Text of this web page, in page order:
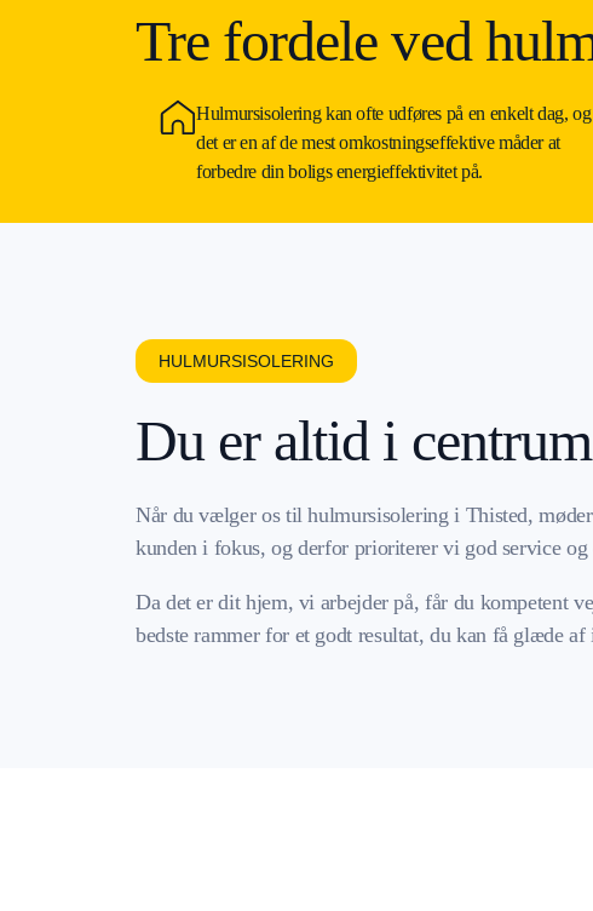
Tre fordele ved
Hulmursisolering kan ofte udføres på en enkelt dag, og
det er en af de mest omkostningseffektive måder at
forbedre din boligs energieffektivitet på.
HULMURSISOLERING
Du er altid i centrum
Når du vælger os til hulmursisolering i Thisted,
kunden i fokus, og derfor prioriterer vi god service
Da det er dit hjem, vi arbejder på, får du kompetent
bedste rammer for et godt resultat, du kan få glæde af